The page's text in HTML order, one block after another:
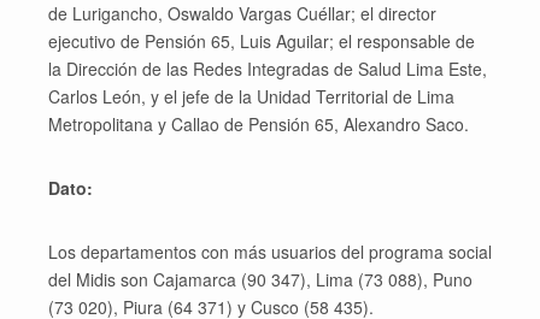
de Lurigancho, Oswaldo Vargas Cuéllar; el director
ejecutivo de Pensión 65, Luis Aguilar; el responsable de
la Dirección de las Redes Integradas de Salud Lima Este,
Carlos León, y el jefe de la Unidad Territorial de Lima
Metropolitana y Callao de Pensión 65, Alexandro Saco.
Dato:
Los departamentos con más usuarios del programa social
del Midis son Cajamarca (90 347), Lima (73 088), Puno
(73 020), Piura (64 371) y Cusco (58 435).